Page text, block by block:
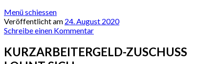
Menü schiessen
Veröffentlicht am 24. August 2020
Schreibe einen Kommentar
KURZARBEITERGELD-ZUSCHUSS